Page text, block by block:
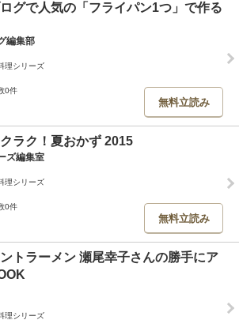
グで人気の「フライパン1つ」で作る
編集部
理シリーズ
0件
無料立読み
ラク！夏おかず 2015
ズ編集室
理シリーズ
0件
無料立読み
トラーメン 瀬尾幸子さんの勝手にア
理シリーズ